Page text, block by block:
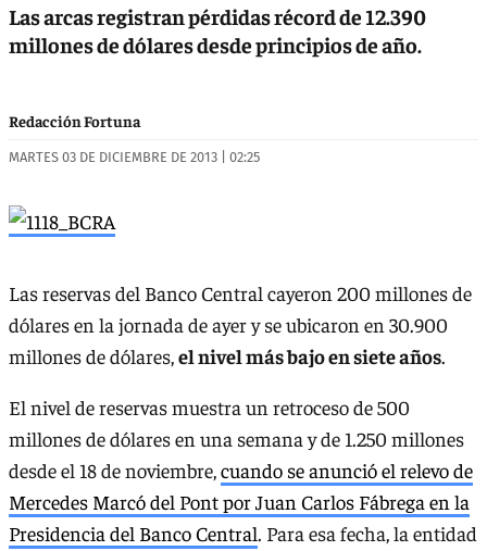
Las arcas registran pérdidas récord de 12.390
millones de dólares desde principios de año.
Redacción Fortuna
MARTES 03 DE DICIEMBRE DE 2013 | 02:25
Las reservas del Banco Central cayeron 200 millones de
dólares en la jornada de ayer y se ubicaron en 30.900
millones de dólares,el nivel más bajo en siete años.
El nivel de reservas muestra un retroceso de 500
millones de dólares en una semana y de 1.250 millones
desde el 18 de noviembre,cuando se anunció el relevo de
Mercedes Marcó del Pont por Juan Carlos Fábrega en la
Presidencia del Banco Central. Para esa fecha, la entidad